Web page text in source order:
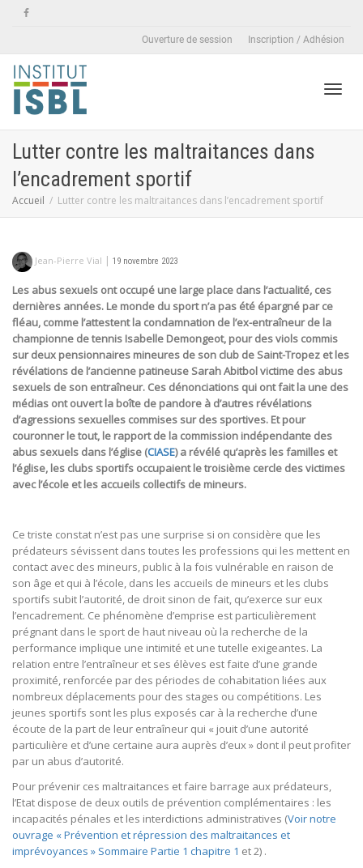
Ouverture de session Inscription / Adhésion
Lutter contre les maltraitances dans
l’encadrement sportif
Accueil Lutter contre les maltraitances dans l’encadrement sportif
Jean-Pierre Vial | 19 novembre 2023
Les abus sexuels ont occupé une large place dans l’actualité, ces
dernières années. Le monde du sport n’a pas été épargné par ce
fléau, comme l’attestent la condamnation de l’ex-entraîneur de la
championne de tennis Isabelle Demongeot, pour des viols commis
sur deux pensionnaires mineures de son club de Saint-Tropez et les
révélations de l’ancienne patineuse Sarah Abitbol victime des abus
sexuels de son entraîneur. Ces dénonciations qui ont fait la une des
médias ont ouvert la boîte de pandore à d’autres révélations
d’agressions sexuelles commises sur des sportives. Et pour
couronner le tout, le rapport de la commission indépendante des
abus sexuels dans l’église (CIASE) a révélé qu’après les familles et
l’église, les clubs sportifs occupaient le troisième cercle des victimes
avec l’école et les accueils collectifs de mineurs.
Ce triste constat n’est pas une surprise si on considère que les
prédateurs sévissent dans toutes les professions qui les mettent en
contact avec des mineurs, public à la fois vulnérable en raison de
son âge et qui à l’école, dans les accueils de mineurs et les clubs
sportifs subit l’autorité, de droit sinon de fait, qu’exerce sur eux
l’encadrement. Ce phénomène d’emprise est particulièrement
prégnant dans le sport de haut niveau où la recherche de la
performance implique une intimité et une tutelle exigeantes. La
relation entre l’entraîneur et ses élèves est faite d’une grande
proximité, renforcée par des périodes de cohabitation liées aux
nombreux déplacements pour des stages ou compétitions. Les
jeunes sportifs sont les plus exposés car à la recherche d’une
écoute de la part de leur entraîneur qui « jouit d’une autorité
particulière et d’une certaine aura auprès d’eux » dont il peut profiter
par un abus d’autorité.
Pour prévenir ces maltraitances et faire barrage aux prédateurs,
l’Etat dispose de deux outils de prévention complémentaires : les
incapacités pénales et les interdictions administratives (Voir notre
ouvrage « Prévention et répression des maltraitances et
imprévoyances » Sommaire Partie 1 chapitre 1 et 2) .